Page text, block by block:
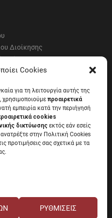
Cookies
για τη λειτουργία αυτής της
χρησιμοποιούμε προαιρετικά
εμπειρία κατά την περιήγησή
cookies
δικτύωσης εκτός εάν εσείς
στην Πολιτική Cookies
προτιμήσεις σας σχετικά με τα
ΡΥΘΜΊΣΕΙΣ
Διοίκησης